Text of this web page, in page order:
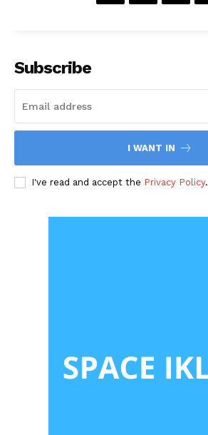
Subscribe
I WANT IN
I've read and accept the Privacy Policy.